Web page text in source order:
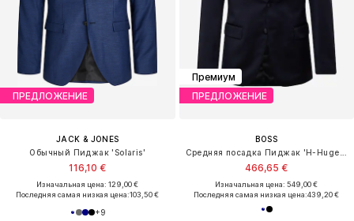
ПРЕДЛОЖЕНИЕ
JACK & JONES
Обычный Пиджак 'Solaris'
116,10 €
Изначальная цена: 129,00 €
Последняя самая низкая цена:103,50 €
+9
Премиум
ПРЕДЛОЖЕНИЕ
BOSS
466,65 €
Изначальная цена: 549,00 €
Последняя самая низкая цена:439,20 €